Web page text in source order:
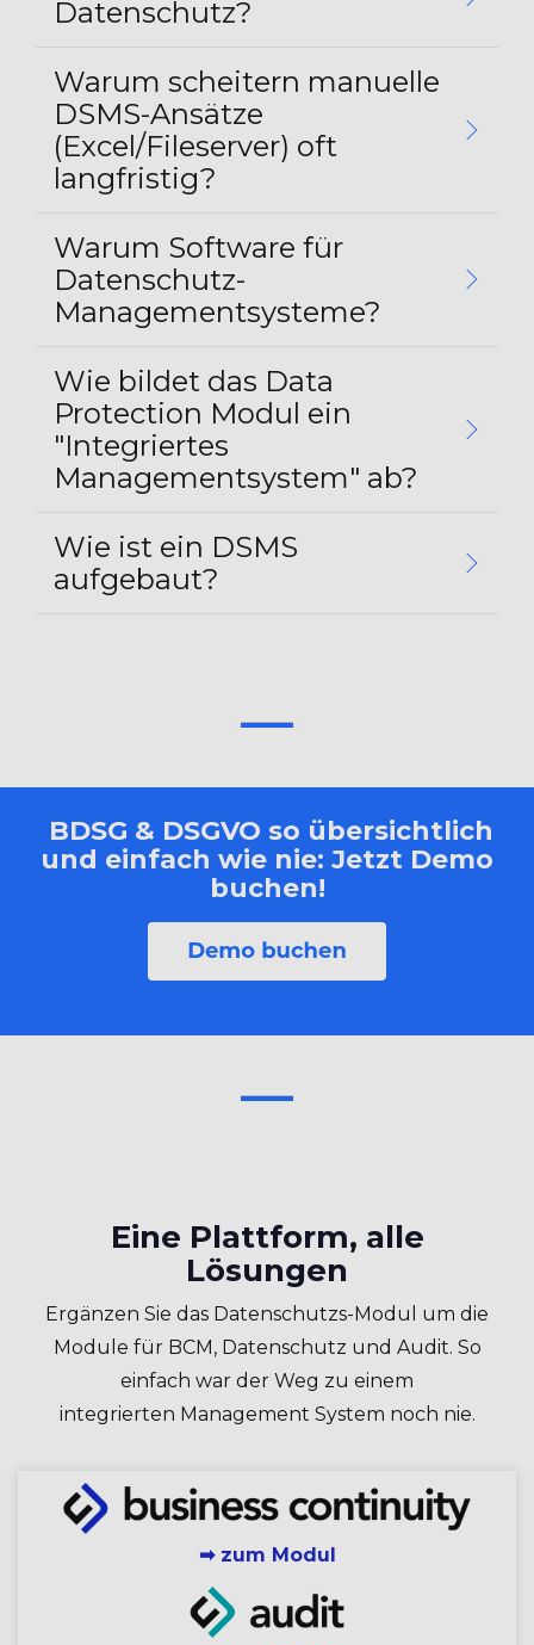
Datenschutz?
Warum scheitern manuelle
DSMS-Ansätze
(Excel/Fileserver) oft
langfristig?
Warum Software für
Datenschutz-
Managementsysteme?
Wie bildet das Data
Protection Modul ein
"Integriertes
Managementsystem" ab?
Wie ist ein DSMS
aufgebaut?
BDSG & DSGVO so übersichtlich
und einfach wie nie: Jetzt Demo
buchen!
Eine Plattform, alle
Lösungen
Ergänzen Sie das Datenschutzs-Modul um die
Module für BCM, Datenschutz und Audit. So
einfach war der Weg zu einem
integrierten Management System noch nie.
➡ zum Modul